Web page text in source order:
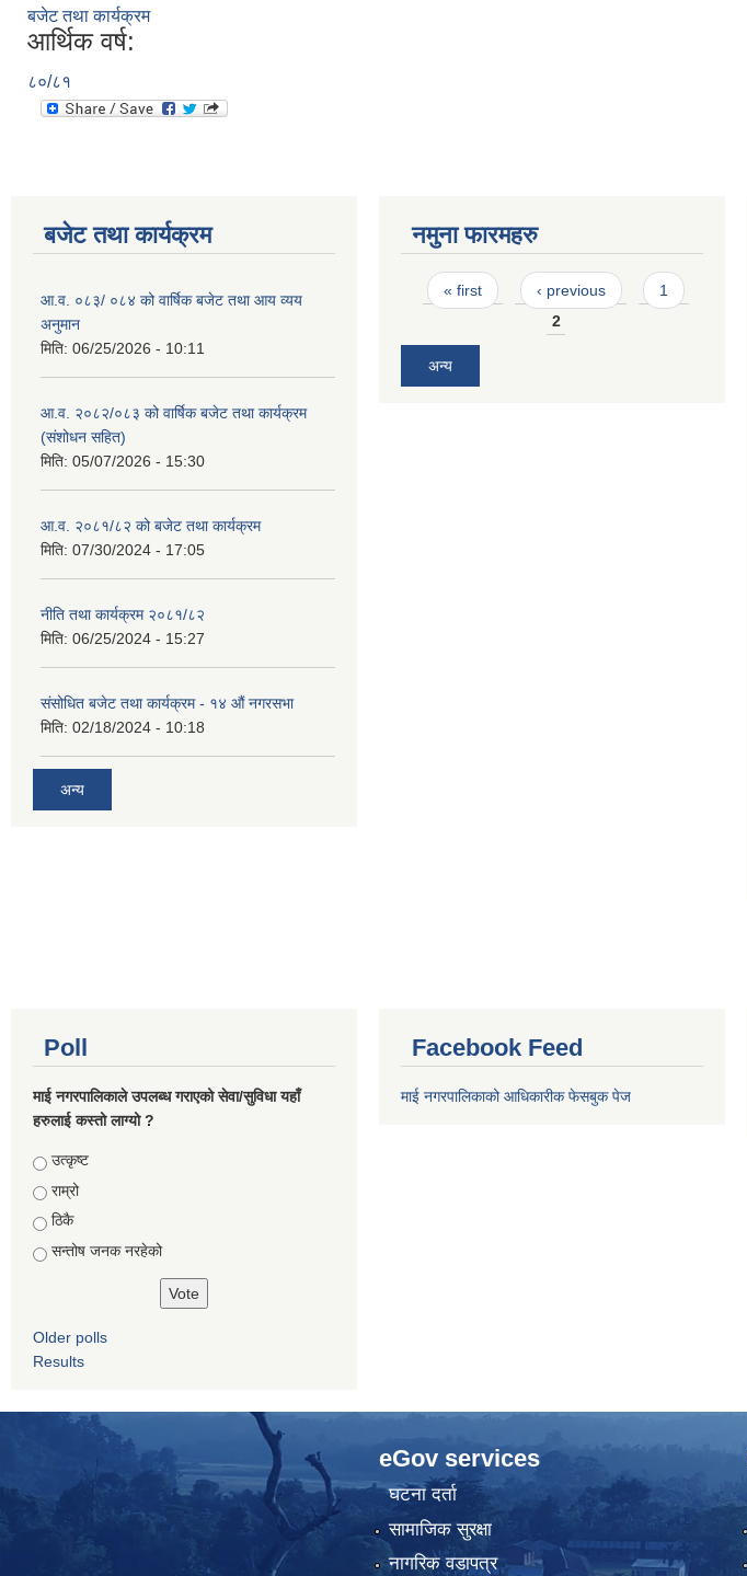
बजेट तथा कार्यक्रम
आर्थिक वर्ष:
८०/८१
बजेट तथा कार्यक्रम
आ.व. ०८३/ ०८४ को वार्षिक बजेट तथा आय व्यय
अनुमान
मिति: 06/25/2026 - 10:11
आ.व. २०८२/०८३ को वार्षिक बजेट तथा कार्यक्रम
(संशोधन सहित)
मिति: 05/07/2026 - 15:30
आ.व. २०८१/८२ को बजेट तथा कार्यक्रम
मिति: 07/30/2024 - 17:05
नीति तथा कार्यक्रम २०८१/८२
मिति: 06/25/2024 - 15:27
संसोधित बजेट तथा कार्यक्रम - १४ औं नगरसभा
मिति: 02/18/2024 - 10:18
अन्य
नमुना फारमहरु
Pages
« first ‹ previous
1
2
अन्य
Poll
माई नगरपालिकाले उपलब्ध गराएको सेवा/सुविधा यहाँ
हरुलाई कस्तो लाग्यो ?
Choices
उत्कृष्ट
राम्रो
ठिकै
सन्तोष जनक नरहेको
Older polls
Results
Facebook Feed
माई नगरपालिकाको आधिकारीक फेसबुक पेज
eGov services
घटना दर्ता
सामाजिक सुरक्षा
नागरिक वडापत्र